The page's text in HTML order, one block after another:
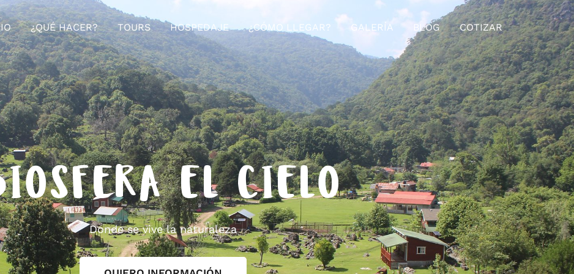
¿QUÉ HACER? TOURS HOSPEDAJE ¿CÓMO LLEGAR? GALERÍA BLOG COTIZAR
EL CIELO
Donde se vive la naturaleza